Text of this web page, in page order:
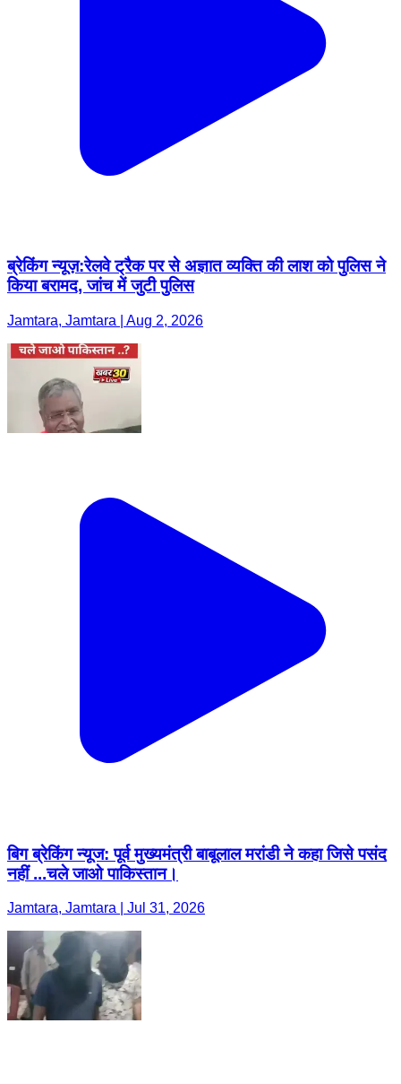
ब्रेकिंग न्यूज़:रेलवे ट्रैक पर से अज्ञात व्यक्ति की लाश को पुलिस ने
किया बरामद, जांच में जुटी पुलिस
Jamtara, Jamtara | Aug 2, 2026
बिग ब्रेकिंग न्यूज: पूर्व मुख्यमंत्री बाबूलाल मरांडी ने कहा जिसे पसंद
नहीं ...चले जाओ पाकिस्तान।
Jamtara, Jamtara | Jul 31, 2026